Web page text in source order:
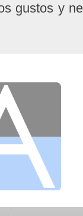
gustos y